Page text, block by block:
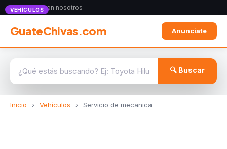
Anunciate con nosotros
GuateChivas.com Anunciate
🔍 Buscar
Inicio › Vehículos › Servicio de mecanica
VEHÍCULOS